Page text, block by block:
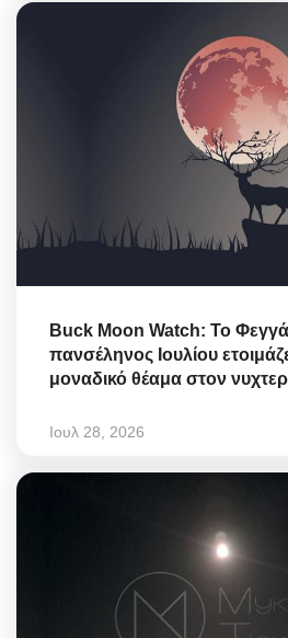
Buck Moon Watch: Το
πανσέληνος Ιουλίου
μοναδικό θέαμα στον
Ιουλ 28, 2026